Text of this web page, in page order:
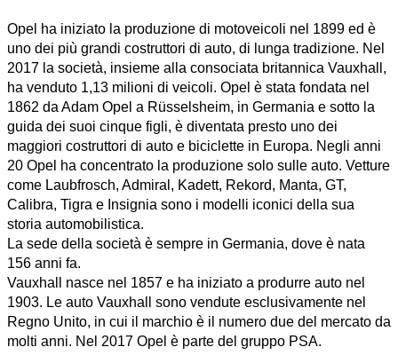
Opel ha iniziato la produzione di motoveicoli nel 1899 ed è
uno dei più grandi costruttori di auto, di lunga tradizione. Nel
2017 la società, insieme alla consociata britannica Vauxhall,
ha venduto 1,13 milioni di veicoli. Opel è stata fondata nel
1862 da Adam Opel a Rüsselsheim, in Germania e sotto la
guida dei suoi cinque figli, è diventata presto uno dei
maggiori costruttori di auto e biciclette in Europa. Negli anni
20 Opel ha concentrato la produzione solo sulle auto. Vetture
come Laubfrosch, Admiral, Kadett, Rekord, Manta, GT,
Calibra, Tigra e Insignia sono i modelli iconici della sua
storia automobilistica.
La sede della società è sempre in Germania, dove è nata
156 anni fa.
Vauxhall nasce nel 1857 e ha iniziato a produrre auto nel
1903. Le auto Vauxhall sono vendute esclusivamente nel
Regno Unito, in cui il marchio è il numero due del mercato da
molti anni. Nel 2017 Opel è parte del gruppo PSA.